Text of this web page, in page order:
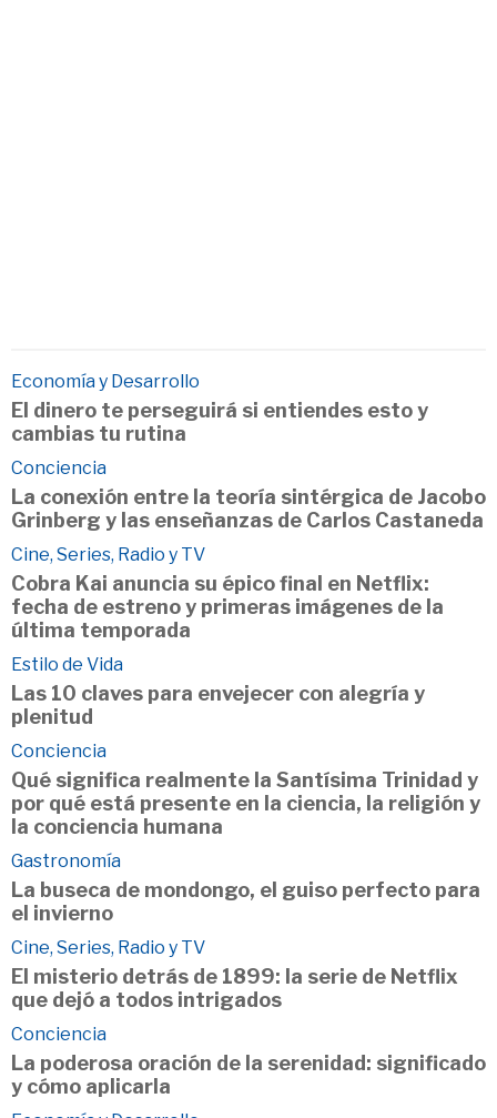
Economía y Desarrollo
El dinero te perseguirá si entiendes esto y
cambias tu rutina
Conciencia
La conexión entre la teoría sintérgica de Jacobo
Grinberg y las enseñanzas de Carlos Castaneda
Cine, Series, Radio y TV
Cobra Kai anuncia su épico final en Netflix:
fecha de estreno y primeras imágenes de la
última temporada
Estilo de Vida
Las 10 claves para envejecer con alegría y
plenitud
Conciencia
Qué significa realmente la Santísima Trinidad y
por qué está presente en la ciencia, la religión y
la conciencia humana
Gastronomía
La buseca de mondongo, el guiso perfecto para
el invierno
Cine, Series, Radio y TV
El misterio detrás de 1899: la serie de Netflix
que dejó a todos intrigados
Conciencia
La poderosa oración de la serenidad: significado
y cómo aplicarla